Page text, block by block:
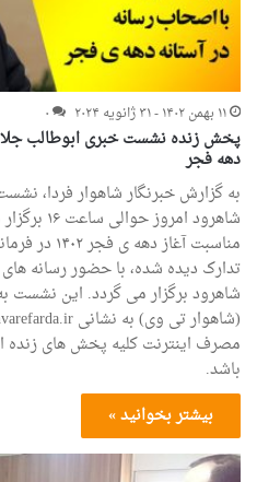
۱۱ بهمن ۱۴۰۲ - ۳۱ ژانویه ۲۰۲۴
۰
پخش زنده نشست خبری ابوطالب
دهه فجر
به گزارش خبرنگار شاهوار فردا،
شاهرود
مناسبت
تدارک دیده شده، با حضور رسانه
شاهرود برگزار می گردد. این نشست
مصرف اینترنت کلیه پخش های زنده
باشد.
بیشتر بخوانید »